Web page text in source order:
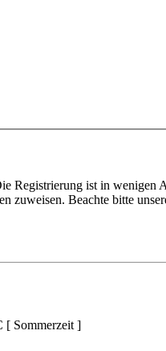
Registrierung ist in
zuweisen. Beachte bitte
[ Sommerzeit ]